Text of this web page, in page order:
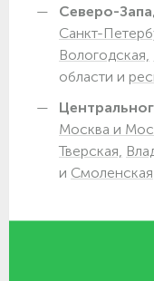
Северо-
Санкт-
Вологодская,
области и
Москва и
Тверская,
и Смоленская